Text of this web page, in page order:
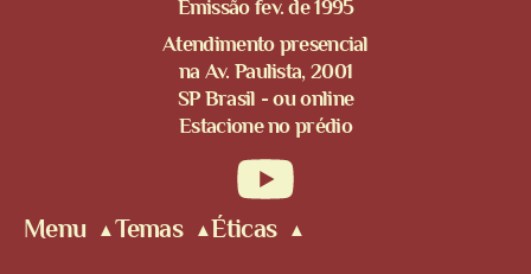
Emissão fev. de 1995
Atendimento presencial
na Av. Paulista, 2001
SP Brasil - ou online
Estacione no prédio
Menu Temas Éticas